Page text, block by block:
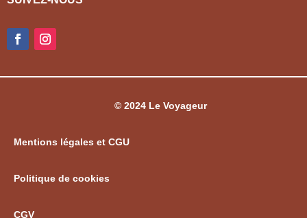
© 2024 Le Voyageur
Mentions légales et CGU
Politique de cookies
CGV